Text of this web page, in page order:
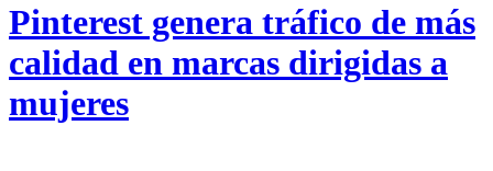
Pinterest genera tráfico de más
calidad en marcas dirigidas a
mujeres